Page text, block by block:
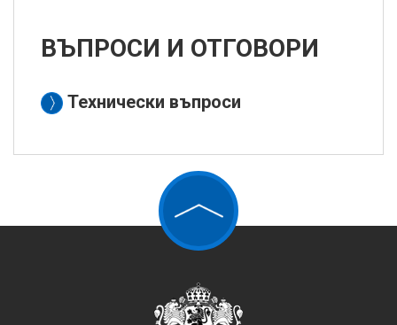
ВЪПРОСИ И ОТГОВОРИ
Технически въпроси